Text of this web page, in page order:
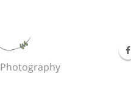
Photography